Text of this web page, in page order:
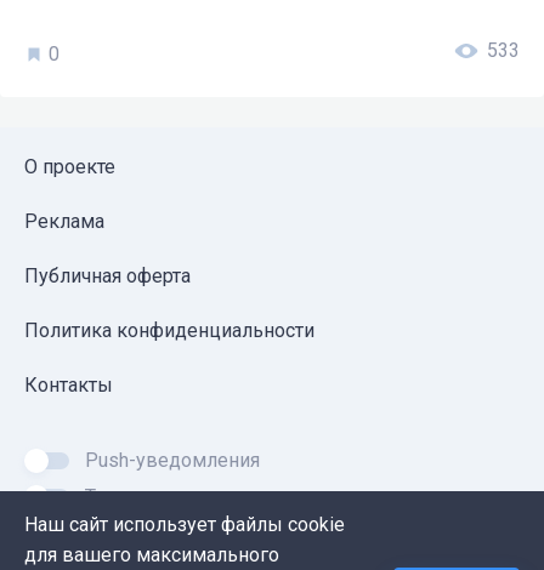
0 533
О проекте
Реклама
Публичная оферта
Политика конфиденциальности
Контакты
Push-уведомления
Темная тема
Наш сайт использует файлы cookie
для вашего максимального